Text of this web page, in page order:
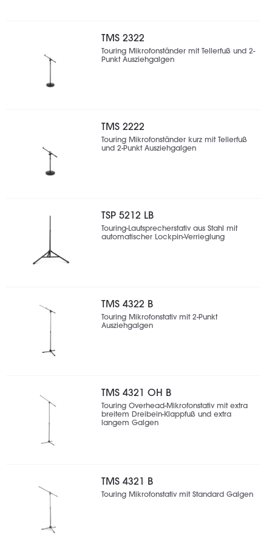
TMS 2322
Touring Mikrofonständer mit Tellerfuß und 2-
Punkt Ausziehgalgen
TMS 2222
Touring Mikrofonständer kurz mit Tellerfuß
und 2-Punkt Ausziehgalgen
TSP 5212 LB
Touring-Lautsprecherstativ aus Stahl mit
automatischer Lockpin-Verrieglung
TMS 4322 B
Touring Mikrofonstativ mit 2-Punkt
Ausziehgalgen
TMS 4321 OH B
Touring Overhead-Mikrofonstativ mit extra
breitem Dreibein-Klappfuß und extra
langem Galgen
TMS 4321 B
Touring Mikrofonstativ mit Standard Galgen